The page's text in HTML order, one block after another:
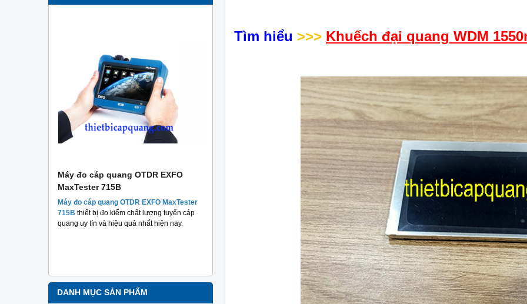
Máy đo cáp quang OTDR EXFO
MaxTester 715B
Máy đo cáp quang OTDR EXFO MaxTester
715B thiết bị đo kiểm chất lượng tuyến cáp
quang uy tín và hiệu quả nhất hiện nay.
Máy đo cáp quang OTDR EXFO
Máy đo cáp quang OTDR EXFO
thiết bị cho phép
đo tra sợi single mode và multi mode.
Ngoài ra MaxTester 720C cho phép
người dùng đo kiểm trên tuyến có tín
hiệu một cách chính xác và hiệu quả
Máy đo cáp quang vạn năng
Explorer chính hãng EXFO
Máy đo cáp quang vạn năng Explorer
bị tới từ hãng EXFO- Canada, sản phẩm cầm
tay nhỏ gọn với nhiều chức năng hiệu quả
trong thi công viễn thông hiện nay.
DANH MỤC SẢN PHẨM
Tìm hiểu >>> Khuếch đại quang WDM